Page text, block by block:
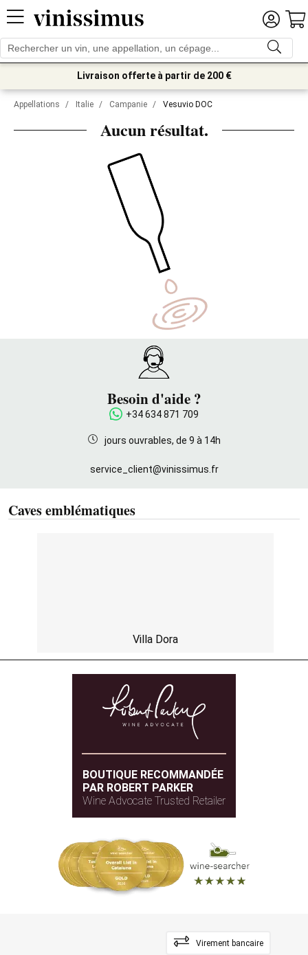
Livraison offerte à partir de 200 €
Appellations / Italie / Campanie / Vesuvio DOC
Aucun résultat.
Besoin d'aide ?
+34 634 871 709
jours ouvrables, de 9 à 14h
service_client@vinissimus.fr
Caves emblématiques
Villa Dora
BOUTIQUE RECOMMANDÉE
PAR ROBERT PARKER
Wine Advocate Trusted Retailer
Virement bancaire